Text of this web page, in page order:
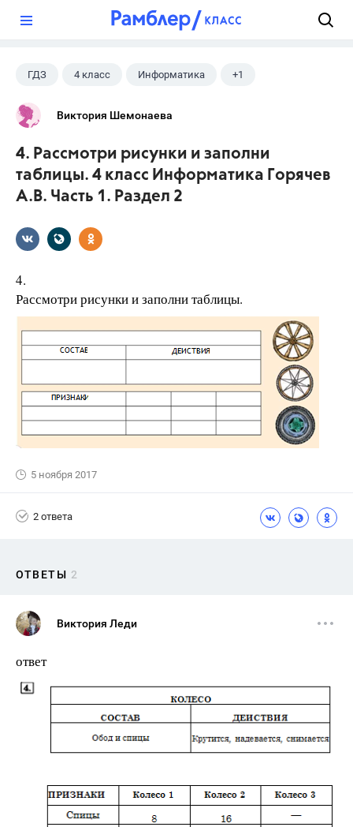
ГДЗ 4 класс Информатика +1
Горячев А.В.
Виктория Шемонаева
4. Рассмотри рисунки и заполни
таблицы. 4 класс Информатика Горячев
А.В. Часть 1. Раздел 2
4.
Рассмотри рисунки и заполни таблицы.
5 ноября 2017
2 ответа
ОТВЕТЫ 2
Виктория Леди
ответ